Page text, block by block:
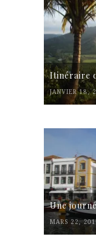
Itinéraire
JANVIER 18,
Une
MARS 22,